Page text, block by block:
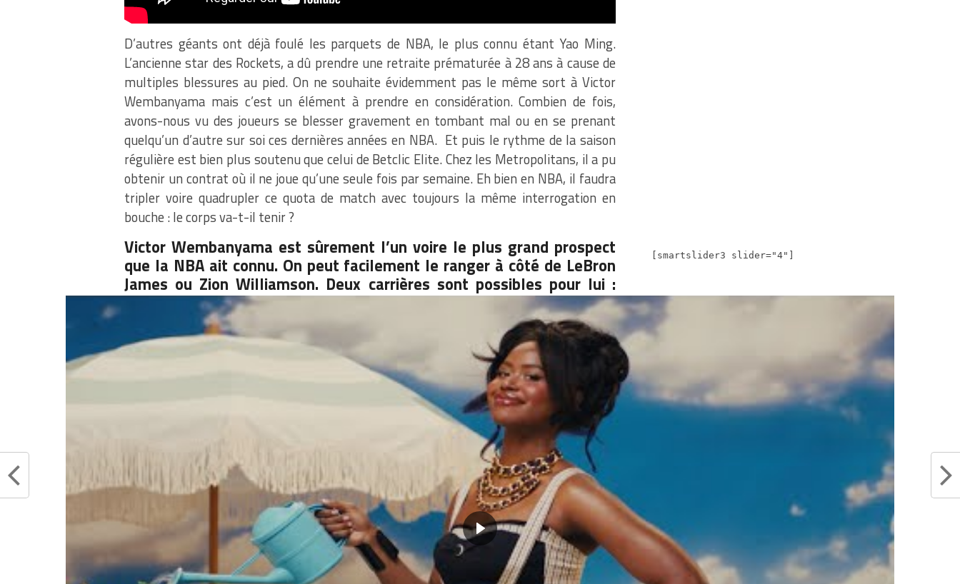
D’autres géants ont déjà foulé les parquets de NBA, le plus connu étant Yao Ming.
L’ancienne star des Rockets, a dû prendre une retraite prématurée à 28 ans à cause de
multiples blessures au pied. On ne souhaite évidemment pas le même sort à Victor
Wembanyama mais c’est un élément à prendre en considération. Combien de fois,
avons-nous vu des joueurs se blesser gravement en tombant mal ou en se prenant
quelqu’un d’autre sur soi ces dernières années en NBA. Et puis le rythme de la saison
régulière est bien plus soutenu que celui de Betclic Elite. Chez les Metropolitans, il a pu
obtenir un contrat où il ne joue qu’une seule fois par semaine. Eh bien en NBA, il faudra
tripler voire quadrupler ce quota de match avec toujours la même interrogation en
bouche : le corps va-t-il tenir ?
Victor Wembanyama est sûrement l’un voire le plus grand prospect
que la NBA ait connu. On peut facilement le ranger à côté de LeBron
James ou Zion Williamson. Deux carrières sont possibles pour lui :
devenir une des plus grandes légendes du jeu ou se révéler comme un
énorme gâchis, meurtri par les blessures à l’image d’un Anthony Davis
actuellement.
Articles similaires
Tony Parker s’exprime sur le début
Victor Wembanyama avait des
La déclaration du jour : Tony Parker
[smartslider3 slider="4"]